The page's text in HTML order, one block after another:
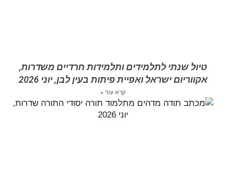
טיול שנתי לתלמידים ותלמידות חרדיים משדרות,
אקווריום ישראל ואפיית פיתות בעין לבן, יוני 2026
קרא עוד »